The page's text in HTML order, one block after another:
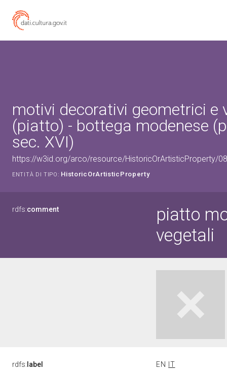
motivi decorativi geometrici e
(piatto) - bottega modenese
sec. XVI)
https://w3id.org/arco/resource/HistoricOrArtisticProperty/
ENTITÀ DI TIPO: HistoricOrArtisticProperty
rdfs:comment
piatto
vegetali
rdfs: label EN IT